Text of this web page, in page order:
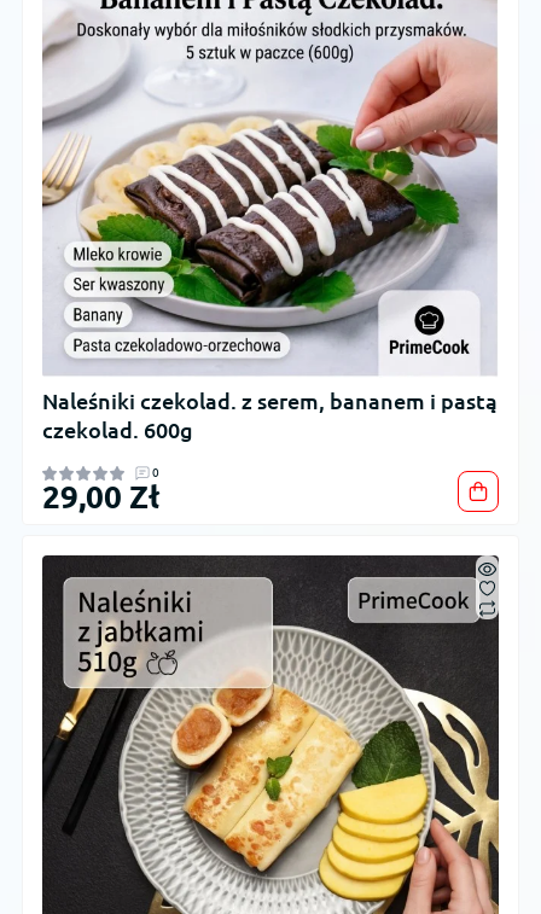
Naleśniki czekolad. z serem, bananem i pastą
czekolad. 600g
0
29,00 Zł